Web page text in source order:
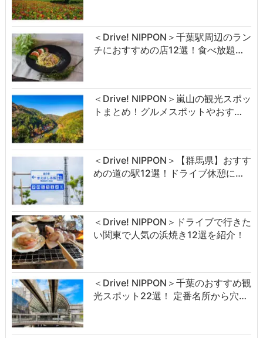
＜Drive! NIPPON＞千葉駅周辺のラン
チにおすすめの店12選！食べ放題…
＜Drive! NIPPON＞嵐山の観光スポッ
トまとめ！グルメスポットやおす…
＜Drive! NIPPON＞【群馬県】おすす
めの道の駅12選！ドライブ休憩に…
＜Drive! NIPPON＞ドライブで行きた
い関東で人気の浜焼き12選を紹介！
＜Drive! NIPPON＞千葉のおすすめ観
光スポット22選！ 定番名所から穴…